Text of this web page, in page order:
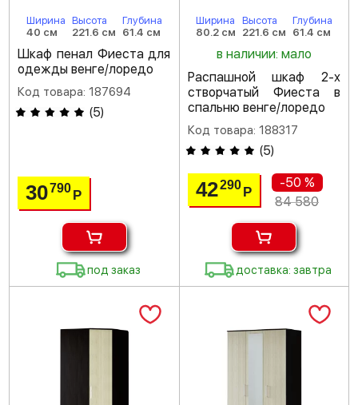
Ширина
40 см
Высота
221.6 см
Глубина
61.4 см
Шкаф пенал Фиеста для
одежды венге/лоредо
Код товара: 187694
(5)
30790Р
под заказ
Ширина
80.2 см
Высота
221.6 см
Глубина
61.4 см
в наличии: мало
Распашной шкаф 2-х
створчатый Фиеста в
спальню венге/лоредо
Код товара: 188317
(5)
42290 Р
-50 %
84 580
доставка: завтра